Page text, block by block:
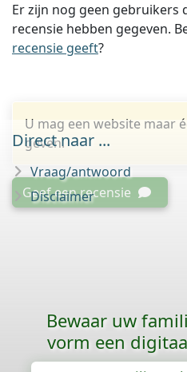
Er zijn nog geen gebruikers
recensie hebben gegeven.
recensie geeft?
U mag een website maar
geven.
Geef een recensie
Direct naar ...
Vraag/antwoord
Disclaimer
Bewaar uw
vorm een